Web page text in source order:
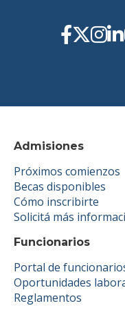
Admisiones
Próximos comienzos
Becas disponibles
Cómo inscribirte
Solicitá más
Funcionarios
Portal de
Oportunidades
Reglamentos